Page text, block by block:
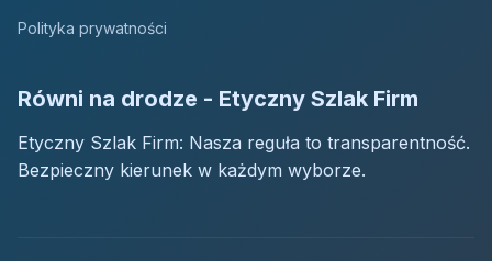
Polityka prywatności
Równi na drodze - Etyczny Szlak Firm
Etyczny Szlak Firm: Nasza reguła to transparentność.
Bezpieczny kierunek w każdym wyborze.